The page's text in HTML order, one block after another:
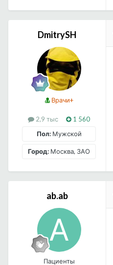
DmitrySH
Врачи+
2,9 тыс
1 560
Пол:Мужской
Город: Москва, ЗАО
ab.ab
Пациенты